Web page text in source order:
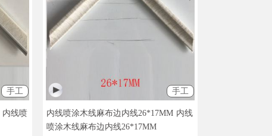
手工
内线喷
手工
内线喷涂木线麻布边内线26*17MM 内线
喷涂木线麻布边内线26*17MM